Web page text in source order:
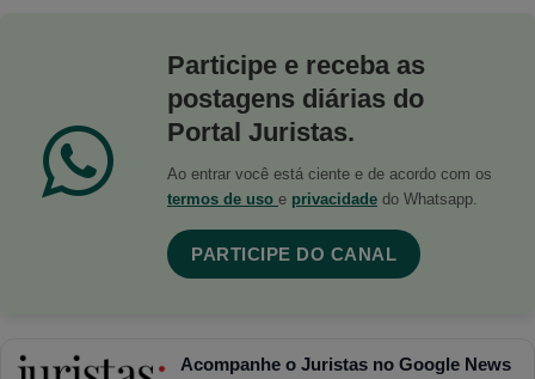
Participe e receba as
postagens diárias do
Portal Juristas.
Ao entrar você está ciente e de acordo com os
termos de uso e privacidade do Whatsapp.
PARTICIPE DO CANAL
Acompanhe o Juristas no Google News